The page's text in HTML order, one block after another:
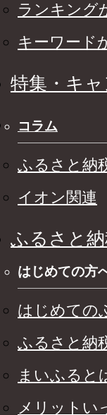
ランキング
キーワード
特集・キ
コラム
ふるさと納
イオン関連
ふるさと
はじめての方
はじめての
ふるさと納
まいふると
メリットい